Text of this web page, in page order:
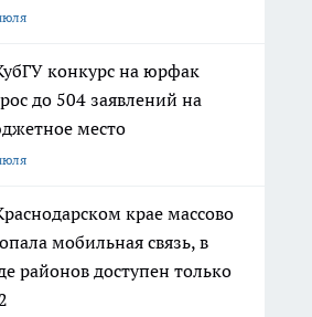
конкурс на юрфак
до 504 заявлений на
место
крае массово
мобильная связь, в
районов доступен только